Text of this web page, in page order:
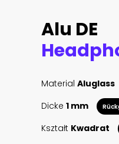
Alu DE
Material Aluglass
Dicke 1 mm
Kształt Kwadrat